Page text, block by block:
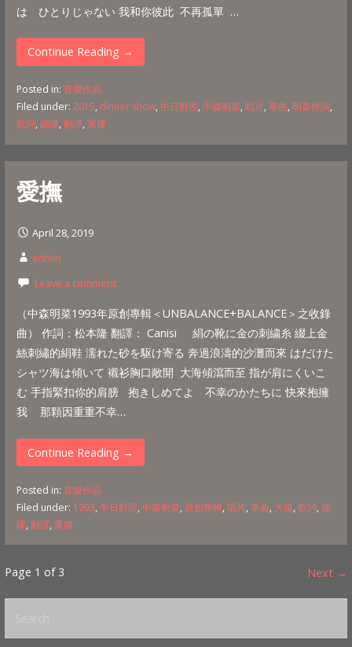
は ひとりじゃない 我和你彼此 不再孤單 …
Continue Reading →
Posted in: 音樂作品
Filed under: 2015, dinner show, 中日對照, 中森明菜, 唱片, 單曲, 明菜作詞,
歌詞, 細碟, 翻譯, 黑膠
愛撫
April 28, 2019
admin
Leave a comment
（中森明菜1993年原創專輯＜UNBALANCE+BALANCE＞之收錄
曲） 作詞：松本隆 翻譯： Canisi 絹の靴に金の刺繍糸 綴上金
絲刺繡的絹鞋 濡れた砂を駆け寄る 奔過浪濤的沙灘而來 はだけた
シャツ海は傾いて 襯衫胸口敞開 大海傾瀉而至 指が肩にくいこ
む 手指緊扣你的肩膀 抱きしめてよ 不幸のかたちに 快來抱擁
我 那顆因重重不幸…
Continue Reading →
Posted in: 音樂作品
Filed under: 1993, 中日對照, 中森明菜, 原創專輯, 唱片, 單曲, 大碟, 歌詞, 細
碟, 翻譯, 黑膠
Post
navigation
Page 1 of 3 Next →